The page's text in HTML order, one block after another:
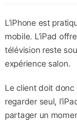
L’iPhone est
mobile. L’iPad
télévision reste
expérience salon.
Le client doit donc
regarder seul,
partager un